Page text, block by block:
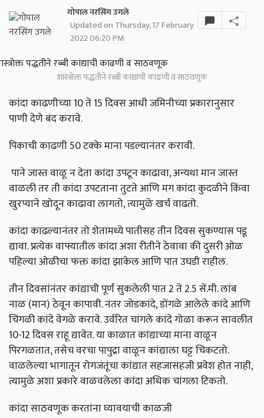
गोपाल नरसिंग उगले
Updated on Thursday, 17 February
2022 06:20 PM
शास्त्रोक्त पद्धतीने रब्बी कांद्याची काढणी व साठवणूक
कांदा काढणीच्या 10 ते 15 दिवस आधी जमिनीच्या प्रकारानुसार
पाणी देणे बंद करावे.
पिकाची काढणी 50 टक्के माना पडल्यानंतर करावी.
पाने जास्त वाळू न देता कांदा उपटून काढावा, अन्यथा मान जास्त
वाळली तर ती कांदा उपटताना तुटते आणि मग कांदा कुदळीने किंवा
खुरप्याने खोदून काढावा लागतो, त्यामुळे खर्च वाढतो.
कांदा काढल्यानंतर तो शेतामध्ये पातीसह तीन दिवस सुकण्यास पडू
द्यावा. प्रत्येक वाफ्यातील कांदा अशा रीतीने ठेवावा की दुसरी ओळ
पहिल्या ओळीचा फक्त कांदा झाकेल आणि पात उघडी राहील.
तीन दिवसांनंतर कांद्याची पूर्ण सुकलेली पात 2 ते 2.5 सें.मी. लांब
नाळ (मान) ठेवून कापावी. नंतर जोडकांदे, डोंगळे आलेले कांदे आणि
चिंगळी कांदे वेगळे करावे. उर्वरित चांगले कांदे गोळा करून सावलीत
10-12 दिवस राहू द्यावेत. या काळात कांद्याच्या माना वाळून
पिरगळतात, तसेच वरचा पापुद्रा वाळून कांद्याला घट्ट चिकटतो.
वाळलेल्या भागातून रोगजंतूंचा कांद्यात सहजासहजी प्रवेश होत नाही,
त्यामुळे अशा प्रकारे वाळवलेला कांदा अधिक चांगला टिकतो.
कांदा साठवणूक करतांना घ्यावयाची काळजी